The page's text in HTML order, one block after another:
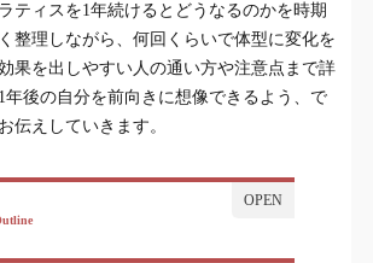
ティスを1年続けるとどうなるのかを時期
整理しながら、何回くらいで体型に変化を
果を出しやすい人の通い方や注意点まで詳
年後の自分を前向きに想像できるよう、で
伝えしていきます。